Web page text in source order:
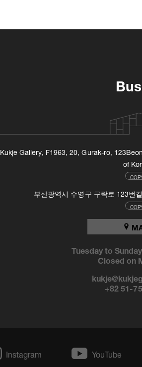
Kukje Gallery, F1963, 20, Gurak-ro,
of
부산광역시 수영구 구락로 123번
Tuesday to
Closed on
+82 51-
Instagram YouTube